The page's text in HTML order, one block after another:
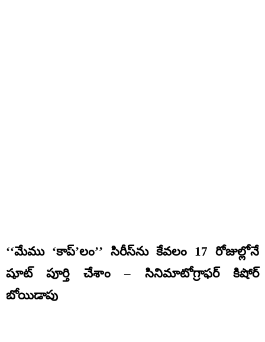
‘‘మేము ‘కాప్‌’లం’’ సిరీస్‌ను కేవలం 17 రోజుల్లోనే
షూట్ పూర్తి చేశాం – సినిమాటోగ్రాఫ‌ర్‌ కిషోర్
బోయిడాపు